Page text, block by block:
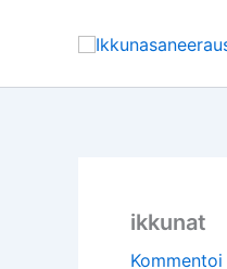
ikkunat
Kommentoi